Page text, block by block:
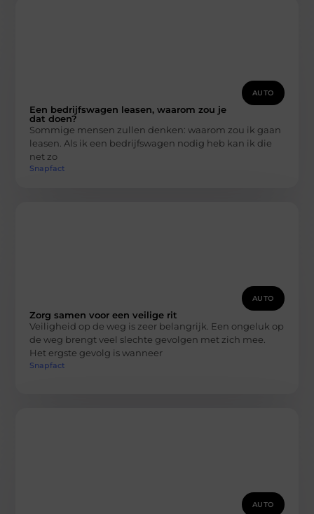
AUTO
Een bedrijfswagen leasen, waarom zou je
dat doen?
Sommige mensen zullen denken: waarom zou ik gaan
leasen. Als ik een bedrijfswagen nodig heb kan ik die
net zo
Snapfact
AUTO
Zorg samen voor een veilige rit
Veiligheid op de weg is zeer belangrijk. Een ongeluk op
de weg brengt veel slechte gevolgen met zich mee.
Het ergste gevolg is wanneer
Snapfact
AUTO